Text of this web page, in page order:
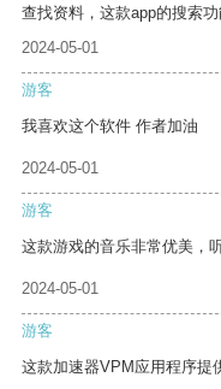
查找资料，这款app的搜索
2024-05-01
游客
我喜欢这个软件 作者加油
2024-05-01
游客
这款游戏的音乐非常优美，
2024-05-01
游客
这款加速器VPM应用程序提